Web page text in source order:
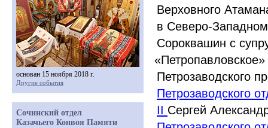
Верховного
в Северо-
Сороквашин с
«Петропавловское»
Петрозаводского
Петрозаводского
II Сергей
основан 15 ноября 2018 г.
Другие события
Сочинский отдел
Казачьего Конвоя Памяти